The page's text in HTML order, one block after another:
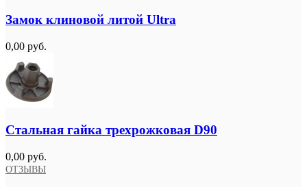
Замок клиновой литой Ultra
0,00 руб.
Стальная гайка трехрожковая D90
0,00 руб.
ОТЗЫВЫ